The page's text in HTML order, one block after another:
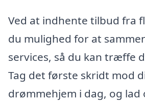
Ved at indhente tilbud fra
du mulighed for at
services, så du kan træffe
Tag det første skridt mod
drømmehjem i dag, og lad